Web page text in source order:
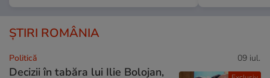
ȘTIRI ROMÂNIA
Politică 09 iul.
Decizii în tabăra lui Ilie Bolojan,